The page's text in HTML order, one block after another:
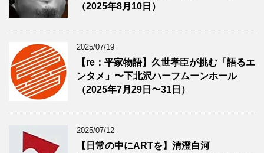
（2025年8月10日）
2025/07/19
【re：平家物語】久世孝臣が挑む「語るエ
ンタメ」〜下北沢ハーフムーンホール
（2025年7月29日〜31日）
2025/07/12
【日常の中にARTを】清澄白河